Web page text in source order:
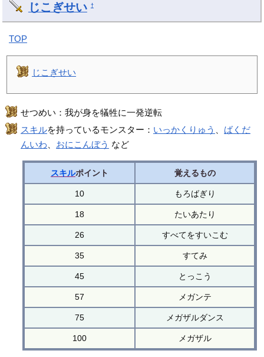
じこぎせい †
TOP
じこぎせい
せつめい：我が身を犠牲に一発逆転
スキルを持っているモンスター： いっかくりゅう
ばくだ
んいわ
おにこんぼう など
スキルポイント 覚えるもの
10 もろばぎり
18 たいあたり
26 すべてをすいこむ
35 すてみ
45 とっこう
57 メガンテ
75 メガザルダンス
100 メガザル